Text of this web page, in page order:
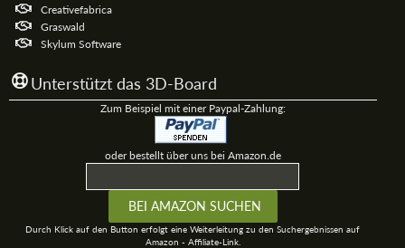
Creativefabrica
Graswald
Skylum Software
Unterstützt das 3D-Board
Zum Beispiel mit einer Paypal-Zahlung:
oder bestellt über uns bei Amazon.de
Durch Klick auf den Button erfolgt eine Weiterleitung zu den Suchergebnissen auf
Amazon - Affiliate-Link.